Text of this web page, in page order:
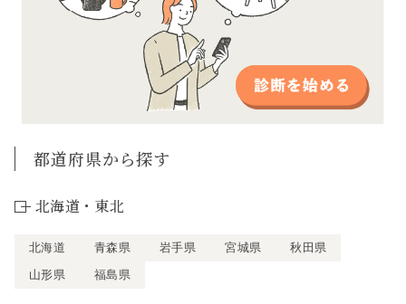
都道府県から探す
北海道・東北
北海道 青森県 岩手県 宮城県
秋田県
山形県
福島県